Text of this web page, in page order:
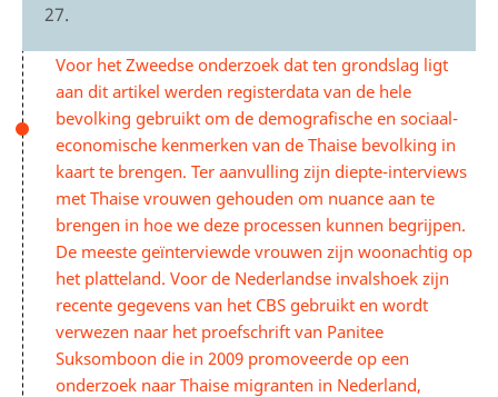
27.
Voor het Zweedse onderzoek dat ten grondslag ligt
aan dit artikel werden registerdata van de hele
bevolking gebruikt om de demografische en sociaal­
economische kenmerken van de Thaise bevolking in
kaart te brengen. Ter aanvulling zijn diepte-interviews
met Thaise vrouwen gehouden om nuance aan te
brengen in hoe we deze processen kunnen begrijpen.
De meeste geïnterviewde vrouwen zijn woonachtig op
het platteland. Voor de Nederlandse invalshoek zijn
recente gegevens van het CBS gebruikt en wordt
verwezen naar het proefschrift van Panitee
Suksomboon die in 2009 promoveerde op een
onderzoek naar Thaise migranten in Nederland,